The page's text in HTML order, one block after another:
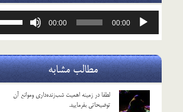
پخش‌کننده
00:00
00:00
مطالب مشابه
لطفا در زمينه اهميت شب‌زنده‌داري وموانع آن
توضيحاتي بفرماييد.